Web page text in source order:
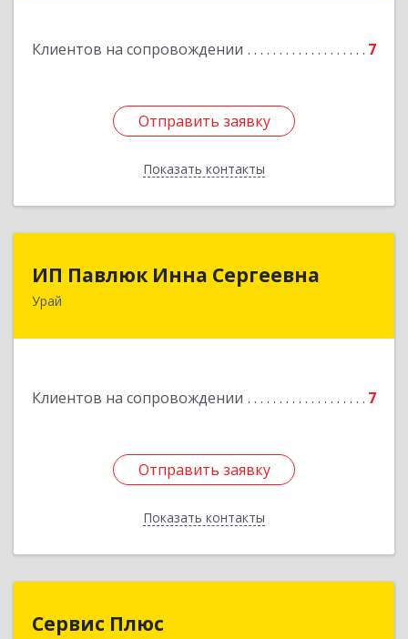
Клиентов на сопровождении 7
Отправить заявку
Показать контакты
Отправить заявку
Назад
ИП Павлюк Инна Сергеевна
Урай
Клиентов на сопровождении 7
Отправить заявку
Показать контакты
628284, Ханты-Мансийский Автономный округ
Отправить заявку
Назад
Сервис Плюс